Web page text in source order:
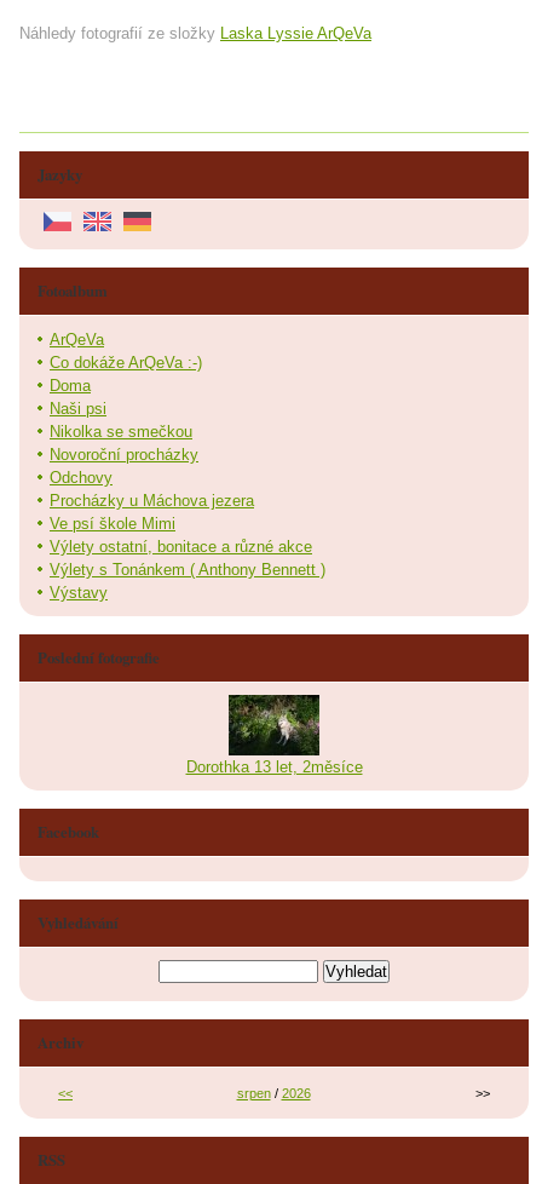
Náhledy fotografií ze složky Laska Lyssie ArQeVa
Jazyky
Fotoalbum
ArQeVa
Co dokáže ArQeVa :-)
Doma
Naši psi
Nikolka se smečkou
Novoroční procházky
Odchovy
Procházky u Máchova jezera
Ve psí škole Mimi
Výlety ostatní, bonitace a různé akce
Výlety s Tonánkem ( Anthony Bennett )
Výstavy
Poslední fotografie
Dorothka 13 let, 2měsíce
Facebook
Vyhledávání
Archiv
<< srpen/ 2026 >>
RSS